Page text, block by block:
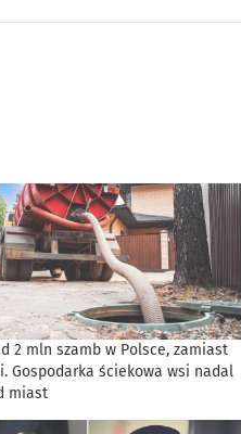
2 mln szamb w Polsce, zamiast
Gospodarka ściekowa wsi nadal
miast